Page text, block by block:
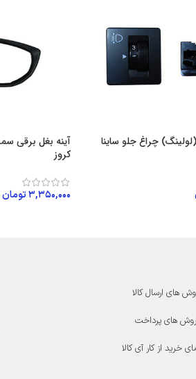
چراغ جلو ساینا
کروز
۳,۳۵۰,۰۰۰تومان
های ارسال کالا
روش های پرداخت
خرید از کار آی کالا